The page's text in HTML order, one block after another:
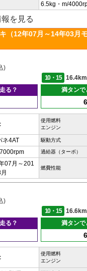
6.5kg・m/
を見る
（12年07月～14年03月
)
10・15
る？
満タンで
使用燃料
エンジン
ネ4AT 駆動方式
過給器（ターボ）
07月～201
燃費性能
)
10・15
る？
満タンで
使用燃料
エンジン